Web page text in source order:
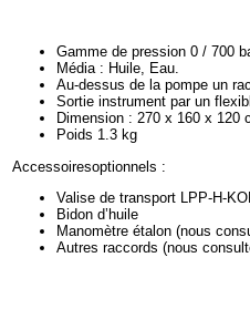
Gamme de pression 0 / 700
Média : Huile, Eau.
Au-dessus de la pompe un
Sortie instrument par un
Dimension : 270 x 160 x 120
Poids 1.3 kg
Accessoiresoptionnels :
Valise de transport LPP-H-
Bidon d’huile
Manomètre étalon (nous
Autres raccords (nous